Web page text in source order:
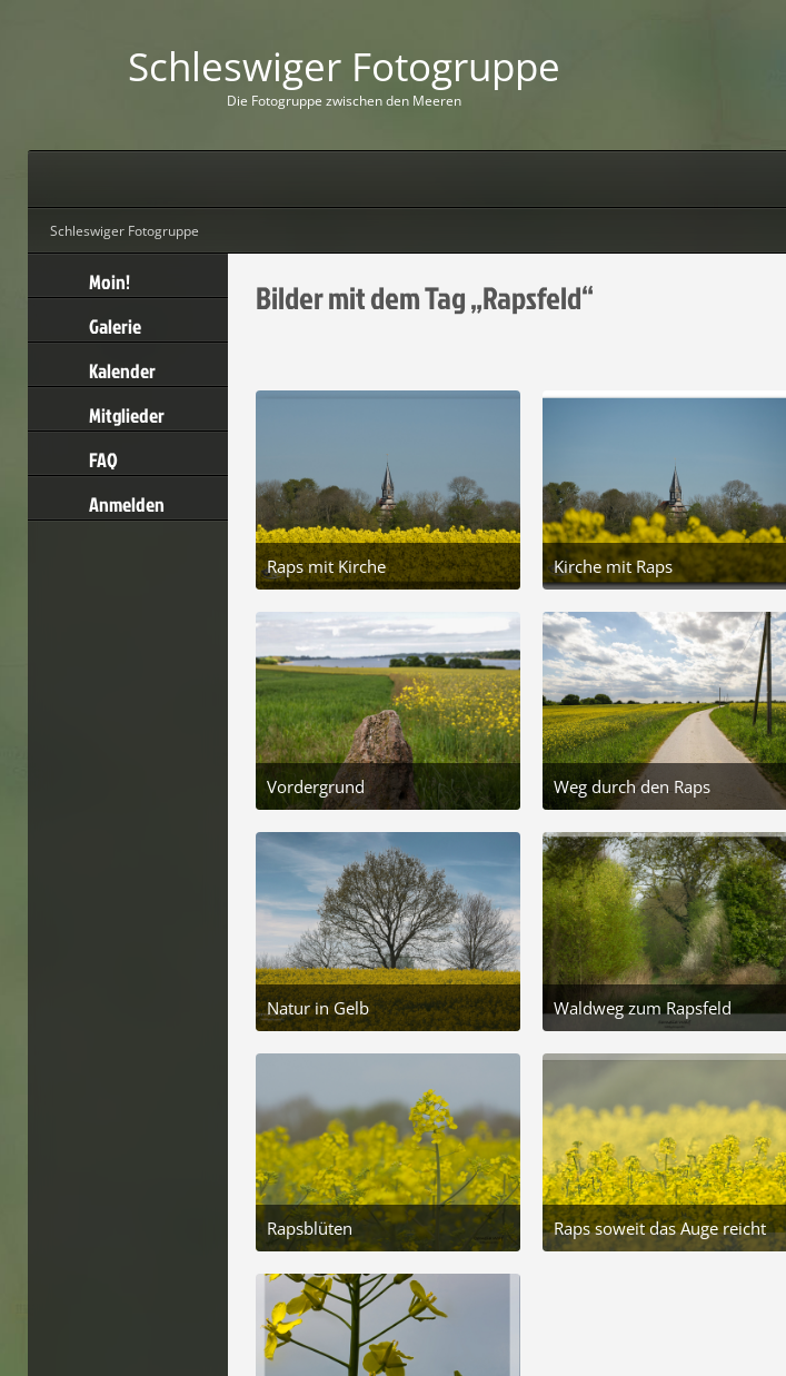
Schleswiger Fotogruppe
Die Fotogruppe zwischenden Meeren
Schleswiger Fotogruppe
Moin!
Galerie
Kalender
Mitglieder
FAQ
Anmelden
Bilder mit dem Tag „Rapsfeld“
Raps mit Kirche
25. Mai 2026 um 17:46
Kirche mit Raps
25. Mai 2026 um 17:46
3
Vordergrund
20. Mai 2025 um 05:12
6
Weg durch den Raps
20. Mai 2025 um 05:12
8
Natur in Gelb
2. Mai 2025 um 10:28
4
Waldweg zum Rapsfeld
2. Mai 2025 um 10:28
4
Rapsblüten
2. Mai 2025 um 10:28
5
Raps soweit das Auge reicht
2. Mai 2025 um 10:28